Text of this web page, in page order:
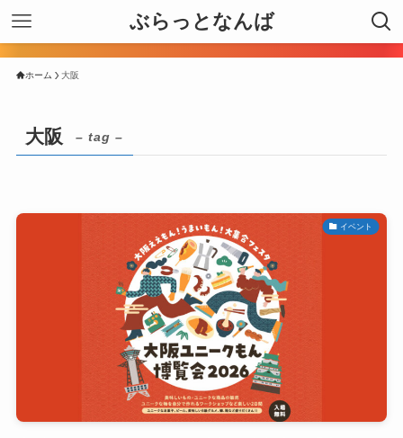
ぶらっとなんば
ホーム 大阪
大阪 – tag –
イベント